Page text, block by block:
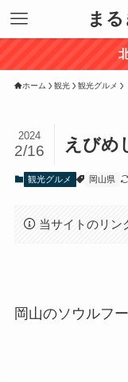
ま
ホーム 観光 観光グルメ
えびめ
2024
2/16
観光グルメ 岡山県
当サイトのリン
岡山のソウルフ